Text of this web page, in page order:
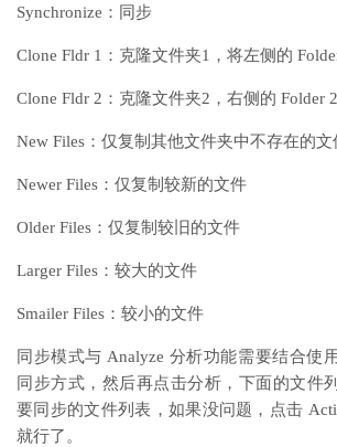
Synchronize：同步
Clone Fldr 1：克隆文件夹1，将左侧的
Clone Fldr 2：克隆文件夹2，右侧的 Folder
New Files：仅复制其他文件夹中不存在的文
Newer Files：仅复制较新的文件
Older Files：仅复制较旧的文件
Larger Files：较大的文件
Smailer Files：较小的文件
同步模式与 Analyze 分析功能需要结合使
同步方式，然后再点击分析，下面的文件
要同步的文件列表，如果没问题，点击
就行了。